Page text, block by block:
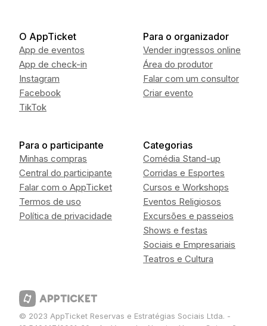
O AppTicket
App de eventos
App de check-in
Instagram
Facebook
TikTok
Para o organizador
Vender ingressos online
Área do produtor
Falar com um consultor
Criar evento
Para o participante
Minhas compras
Central do participante
Falar com o AppTicket
Termos de uso
Política de privacidade
Categorias
Comédia Stand-up
Corridas e Esportes
Cursos e Workshops
Eventos Religiosos
Excursões e passeios
Shows e festas
Sociais e Empresariais
Teatros e Cultura
© 2023 AppTicket Reservas e Estratégias Sociais Ltda. -